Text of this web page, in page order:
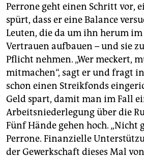
Perrone geht einen Schritt vor,
spürt, dass er eine Balance
Leuten, die da um ihn herum im
Vertrauen aufbauen – und sie
Pflicht nehmen. „Wer meckert,
mitmachen“, sagt er und fragt
schon einen Streikfonds
Geld spart, damit man im Fall
Arbeitsniederlegung über die
Fünf Hände gehen hoch. „Nicht
Perrone. Finanzielle
der Gewerkschaft dieses Mal